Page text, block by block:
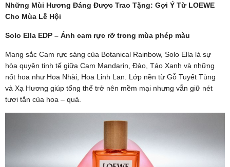
Những Mùi Hương Đáng Được Trao Tặng: Gợi Ý Từ LOEWE
Cho Mùa Lễ Hội
Solo Ella EDP – Ánh cam rực rỡ trong mùa phép màu
Mang sắc Cam rực sáng của Botanical Rainbow, Solo Ella là sự
hòa quyện tinh tế giữa Cam Mandarin, Đào, Táo Xanh và những
nốt hoa như Hoa Nhài, Hoa Linh Lan. Lớp nền từ Gỗ Tuyết Tùng
và Xạ Hương giúp tổng thể trở nên mềm mại nhưng vẫn giữ nét
tươi tắn của hoa – quả.